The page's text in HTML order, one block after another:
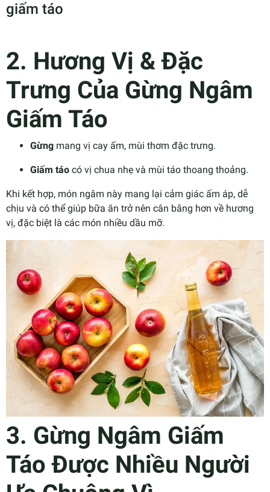
giấm táo
2. Hương Vị & Đặc
Trưng Của Gừng Ngâm
Giấm Táo
Gừng mang vị cay ấm, mùi thơm đặc trưng.
Giấm táo có vị chua nhẹ và mùi táo thoang thoảng.
Khi kết hợp, món ngâm này mang lại cảm giác ấm áp, dễ
chịu và có thể giúp bữa ăn trở nên cân bằng hơn về hương
vị, đặc biệt là các món nhiều dầu mỡ.
3. Gừng Ngâm Giấm
Táo Được Nhiều Người